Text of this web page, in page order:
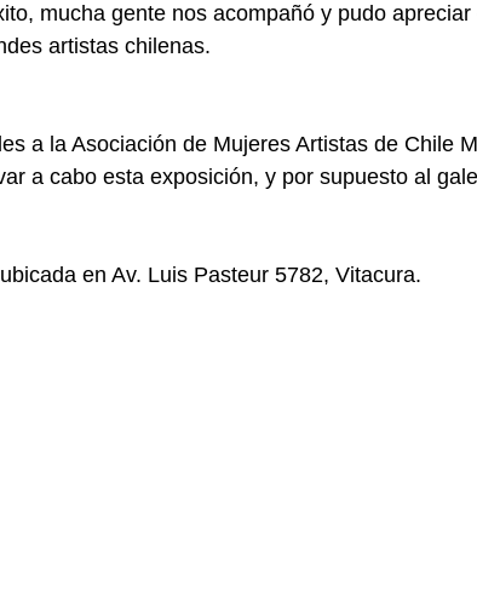
mucha gente nos acompañó y pudo
artistas chilenas.
a la Asociación de Mujeres Artistas de Chile
a cabo esta exposición, y por supuesto al
en Av. Luis Pasteur 5782, Vitacura.